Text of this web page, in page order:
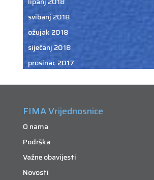
svibanj 2018
ožujak 2018
siječanj 2018
prosinac 2017
FIMA Vrijednosnice
O nama
Podrška
Važne obavijesti
Novosti